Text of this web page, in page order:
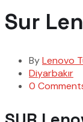
Sur
ByLenovo
Diyarbakır
0